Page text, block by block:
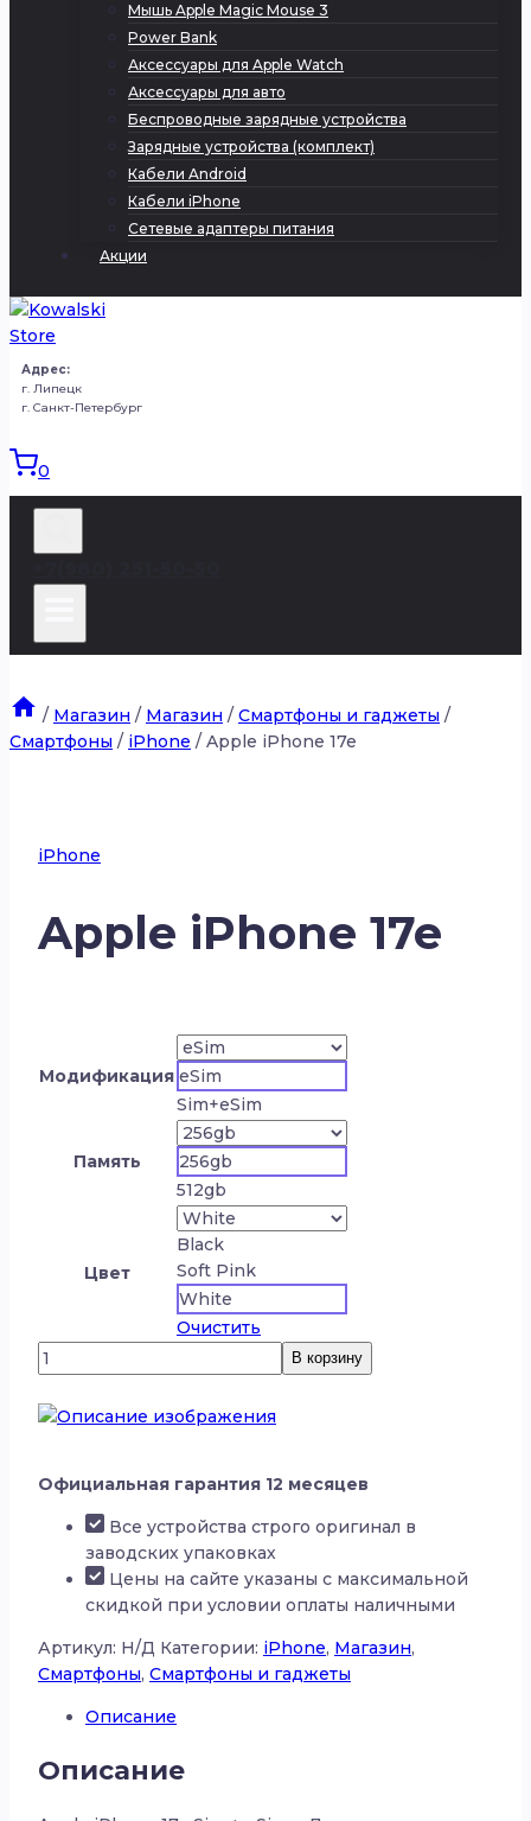
Мышь Apple Magic Mouse 3
Power Bank
Аксессуары для Apple Watch
Аксессуары для авто
Беспроводные зарядные устройства
Зарядные устройства (комплект)
Кабели Android
Кабели iPhone
Сетевые адаптеры питания
Акции
Адрес:
г. Липецк
г. Санкт-Петербург
0
/ Магазин / Магазин / Смартфоны и гаджеты /
Смартфоны / iPhone / Apple iPhone 17e
iPhone
Apple iPhone 17e
Модификация eSim
Sim+eSim
Память
256gb
512gb
Цвет
Black
Soft Pink
White
Очистить
Количество
товара
Apple
iPhone
В корзину
Официальная гарантия 12 месяцев
Все устройства строго оригинал в
заводских упаковках
Цены на сайте указаны с максимальной
скидкой при условии оплаты наличными
Артикул: Н/Д Категории: iPhone, Магазин,
Смартфоны, Смартфоны и гаджеты
Описание
Описание